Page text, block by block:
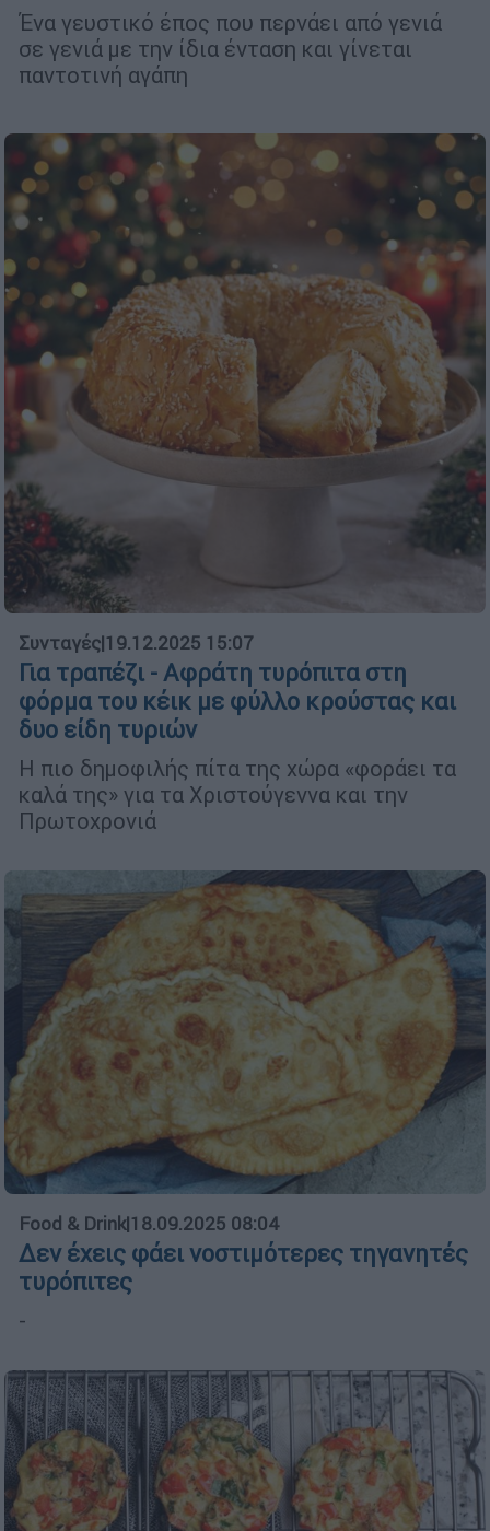
Ένα γευστικό έπος που περνάει από γενιά
σε γενιά με την ίδια ένταση και γίνεται
παντοτινή αγάπη
Συνταγές|19.12.2025 15:07
Για τραπέζι - Αφράτη τυρόπιτα στη
φόρμα του κέικ με φύλλο κρούστας και
δυο είδη τυριών
Η πιο δημοφιλής πίτα της χώρα «φοράει τα
καλά της» για τα Χριστούγεννα και την
Πρωτοχρονιά
Food & Drink|18.09.2025 08:04
Δεν έχεις φάει νοστιμότερες τηγανητές
τυρόπιτες
-